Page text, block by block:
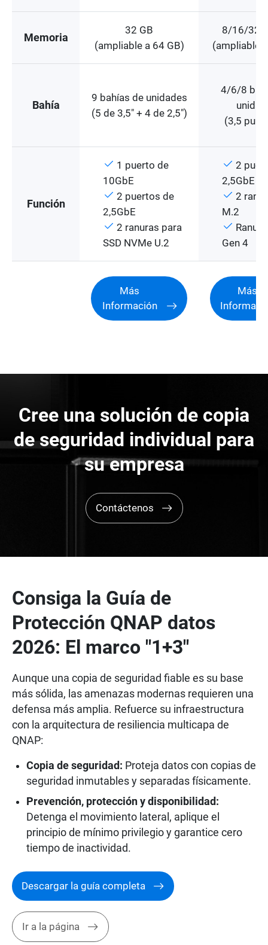
Memoria
32 GB
(ampliable a 64 GB)
8/16/32/
(ampliable
Bahía
9 bahías de unidades
(5 de 3,5" + 4 de 2,5")
4/6/8
(3,5
Función
1 puerto de
10GbE
2 puertos de
2,5GbE
2 ranuras para
SSD NVMe U.2
2
2,5GbE
2
M.2
Gen 4
Más
Información
Más
Cree una solución de copia
de seguridad individual para
su empresa
Contáctenos
Consiga la Guía de
Protección QNAP datos
2026: El marco "1+3"
Aunque una copia de seguridad fiable es su base
más sólida, las amenazas modernas requieren una
defensa más amplia. Refuerce su infraestructura
con la arquitectura de resiliencia multicapa de
QNAP:
Copia de seguridad: Proteja datos con copias de
seguridad inmutables y separadas físicamente.
Prevención, protección y disponibilidad:
Detenga el movimiento lateral, aplique el
principio de mínimo privilegio y garantice cero
tiempo de inactividad.
Descargar la guía completa
Ir a la página